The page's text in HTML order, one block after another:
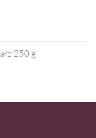
250 g